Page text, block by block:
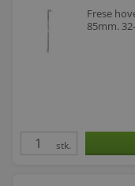
Frese
85mm.
stk.